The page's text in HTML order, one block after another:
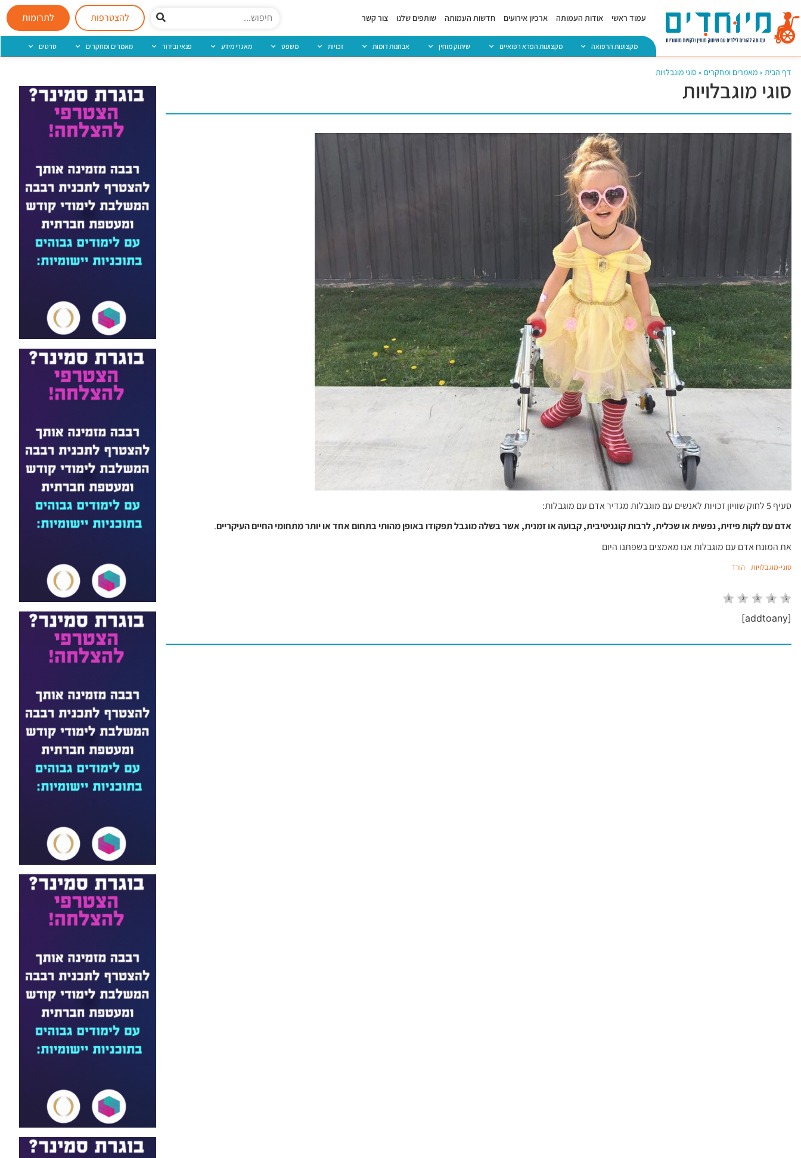
עמוד ראשי אודות העמותה ארכיון אירועים חדשות העמותה שותפים שלנו צור קשר להצטרפות לתרומות
מקצועות הרפואה מקצועות הפרא רפואיים שיתוק מוחין אבחנות דומות זכויות משפט מאגרי מידע פנאי ובידור מאמרים ומחקרים סרטים
דף הבית »מאמרים ומחקרים »סוגי מוגבלויות
סוגי מוגבלויות
סעיף 5 לחוק שוויון זכויות לאנשים עם מוגבלות מגדיר אדם עם מוגבלות:
אדם עם לקות פיזית, נפשית או שכלית, לרבות קוגניטיבית, קבועה או זמנית, אשר בשלה מוגבל תפקודו באופן מהותי בתחום אחד או יותר מתחומי החיים העיקריים.
את המונח אדם עם מוגבלות אנו מאמצים בשפתנו היום
סוגי-מוגבלויות הורד
[addtoany]